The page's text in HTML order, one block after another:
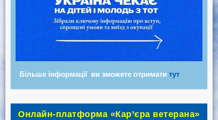
Більше інформації ви зможете отримати тут
Онлайн-платформа «Кар’єра ветерана»